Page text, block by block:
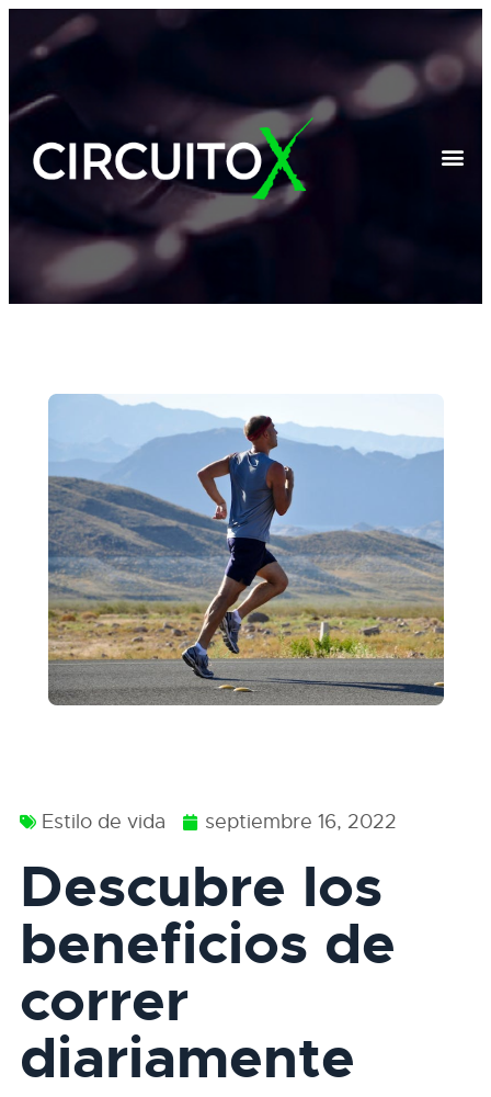
Estilo de vida septiembre 16, 2022
Descubre los
beneficios de
correr
diariamente